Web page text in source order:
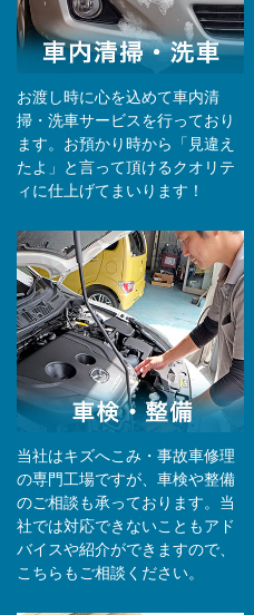
お渡し時に心を込めて車内清
掃・洗車サービスを行っており
ます。お預かり時から「見違え
たよ」と言って頂けるクオリテ
ィに仕上げてまいります！
当社はキズへこみ・事故車修理
の専門工場ですが、車検や整備
のご相談も承っております。当
社では対応できないこともアド
バイスや紹介ができますので、
こちらもご相談ください。